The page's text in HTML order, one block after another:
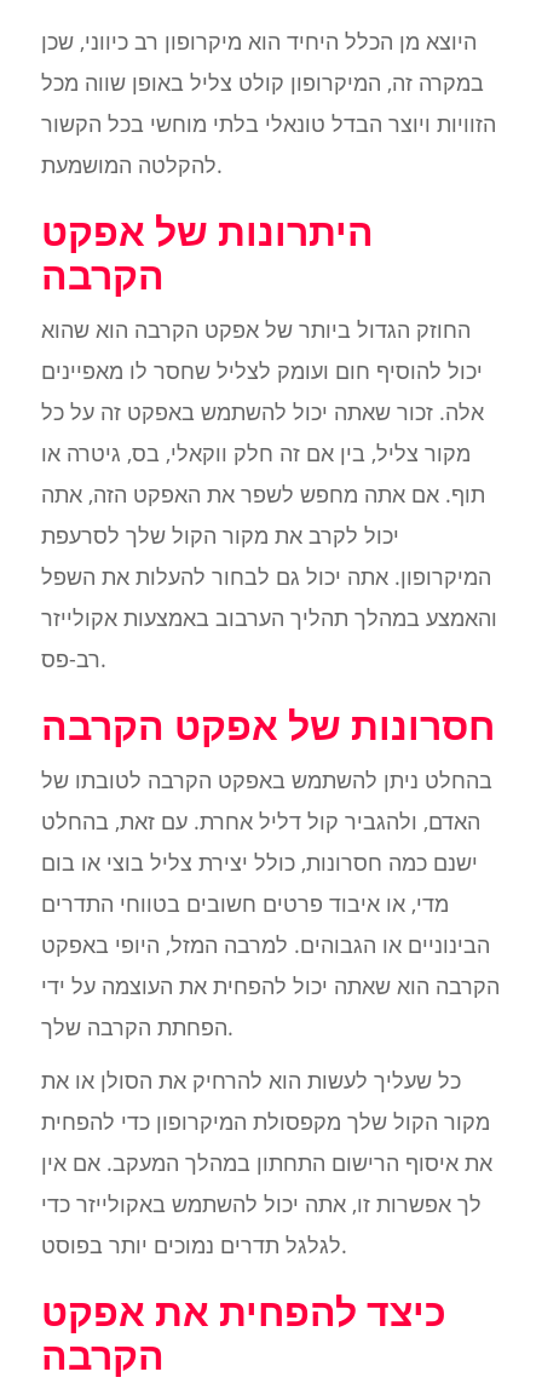
היוצא מן הכלל היחיד הוא מיקרופון רב כיווני, שכן
במקרה זה, המיקרופון קולט צליל באופן שווה מכל
הזוויות ויוצר הבדל טונאלי בלתי מוחשי בכל הקשור
להקלטה המושמעת.
היתרונות של אפקט
הקרבה
החוזק הגדול ביותר של אפקט הקרבה הוא שהוא
יכול להוסיף חום ועומק לצליל שחסר לו מאפיינים
אלה. זכור שאתה יכול להשתמש באפקט זה על כל
מקור צליל, בין אם זה חלק ווקאלי, בס, גיטרה או
תוף. אם אתה מחפש לשפר את האפקט הזה, אתה
יכול לקרב את מקור הקול שלך לסרעפת
המיקרופון. אתה יכול גם לבחור להעלות את השפל
והאמצע במהלך תהליך הערבוב באמצעות אקולייזר
רב-פס.
חסרונות של אפקט הקרבה
בהחלט ניתן להשתמש באפקט הקרבה לטובתו של
האדם, ולהגביר קול דליל אחרת. עם זאת, בהחלט
ישנם כמה חסרונות, כולל יצירת צליל בוצי או בום
מדי, או איבוד פרטים חשובים בטווחי התדרים
הבינוניים או הגבוהים. למרבה המזל, היופי באפקט
הקרבה הוא שאתה יכול להפחית את העוצמה על ידי
הפחתת הקרבה שלך.
כל שעליך לעשות הוא להרחיק את הסולן או את
מקור הקול שלך מקפסולת המיקרופון כדי להפחית
את איסוף הרישום התחתון במהלך המעקב. אם אין
לך אפשרות זו, אתה יכול להשתמש באקולייזר כדי
לגלגל תדרים נמוכים יותר בפוסט.
כיצד להפחית את אפקט
הקרבה